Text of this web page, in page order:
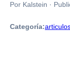
Por Kalstein ·
Categoría: